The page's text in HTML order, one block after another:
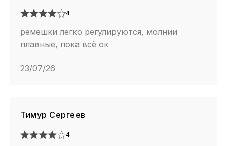
4
ремешки легко регулируются, молнии
плавные, пока всё ок
23/07/26
Тимур Сергеев
4